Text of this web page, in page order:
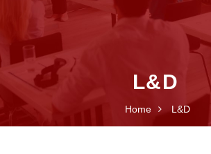
L&D
Home L&D